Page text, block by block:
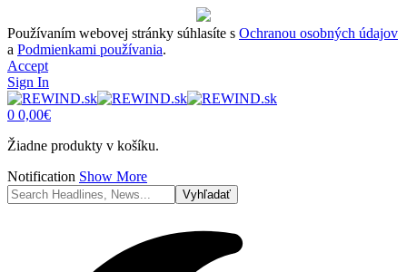
Používaním webovej stránky súhlasíte s Ochranou osobných údajov
a Podmienkami používania.
Accept
Sign In
0 0,00€
Žiadne produkty v košíku.
Notification Show More